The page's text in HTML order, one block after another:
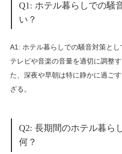
Q1: ホテル暮らしでの騒
い？
A1: ホテル暮らしでの騒音対策とし
テレビや音楽の音量を適切に調整
た、深夜や早朝は特に静かに過ご
ざる。
Q2: 長期間のホテル暮ら
何？